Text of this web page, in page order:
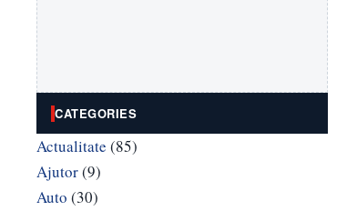
CATEGORIES
Actualitate (85)
Ajutor(9)
Auto (30)